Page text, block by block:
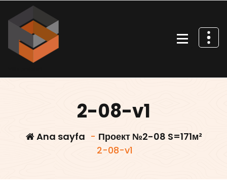
geç
2-08-v1
Ana sayfa - Проект №2-08 S=171м²
2-08-v1